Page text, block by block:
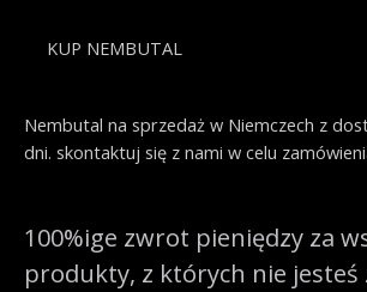
KUP NEMBUTAL
Nembutal na sprzedaż w Niemczech z
dni. skontaktuj się z nami w celu
100%ige zwrot pieniędzy za
produkty, z których nie jesteś